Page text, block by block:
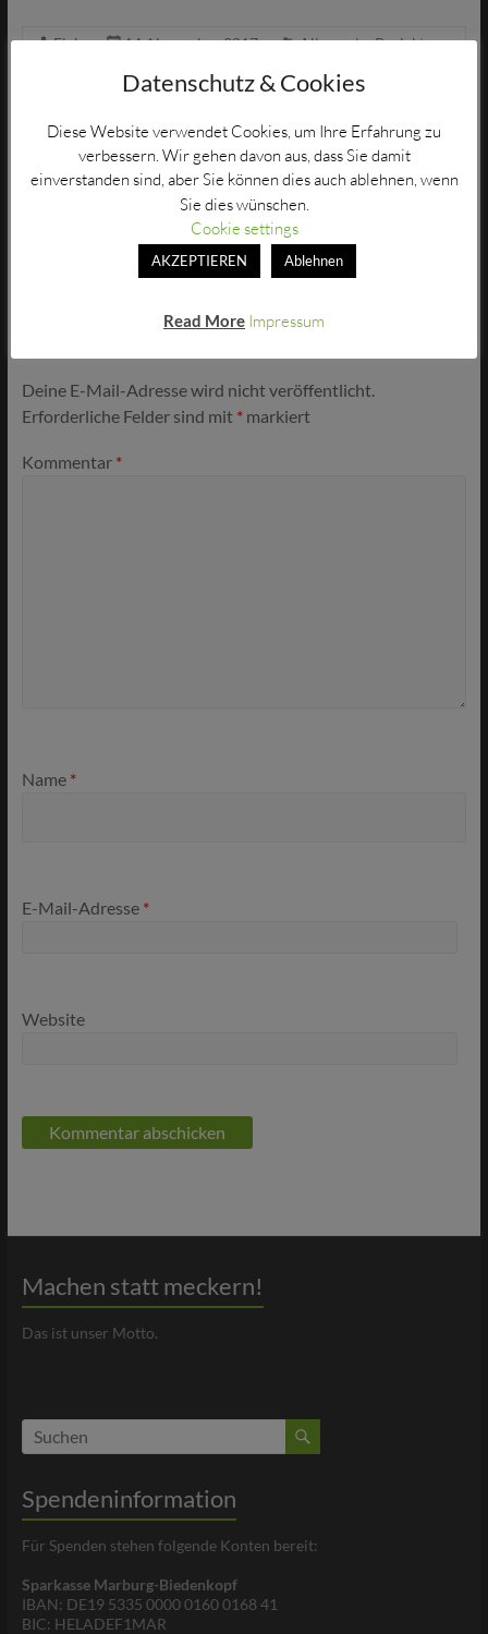
Elch 14. November 2017 Allgemein,Projekte
Keine Kommentare
Auch die „kleinen“ Bürger für Bottenhorn tragen
etwas bei
BOTTENHORN GLÜHWEINTASSE
Deine E-Mail-Adresse wird nicht veröffentlicht.
Erforderliche Felder sind mit *markiert
Kommentar *
Name *
E-Mail-Adresse *
Website
Machen statt meckern!
Das ist unser Motto.
Spendeninformation
Für Spenden stehen folgende Konten bereit:
Sparkasse Marburg-Biedenkopf
IBAN: DE19 5335 0000 0160 0168 41
BIC: HELADEF1MAR
Datenschutz & Cookies
Diese Website verwendet Cookies, um Ihre Erfahrung zu
verbessern. Wir gehen davon aus, dass Sie damit
einverstanden sind, aber Sie können dies auch ablehnen, wenn
Sie dies wünschen.
Cookie settings
AKZEPTIEREN Ablehnen
Read More Impressum